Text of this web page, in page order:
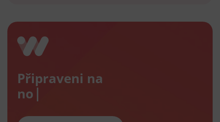
Připraveni na
nový e-s